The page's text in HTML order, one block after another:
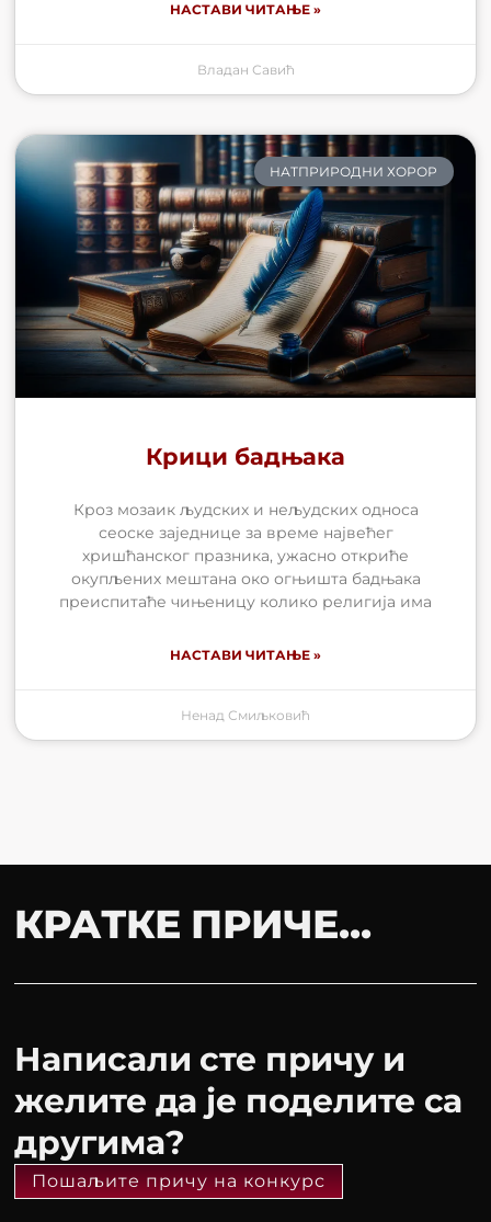
НАСТАВИ ЧИТАЊЕ »
Владан Савић
НАТПРИРОДНИ ХОРОР
Крици бадњака
Кроз мозаик људских и нељудских односа
сеоске заједнице за време највећег
хришћанског празника, ужасно откриће
окупљених мештана око огњишта бадњака
преиспитаће чињеницу колико религија има
НАСТАВИ ЧИТАЊЕ »
Ненад Смиљковић
КРАТКЕ ПРИЧЕ...
Написали сте причу и
желите да је поделите са
другима?
Пошаљите причу на конкурс